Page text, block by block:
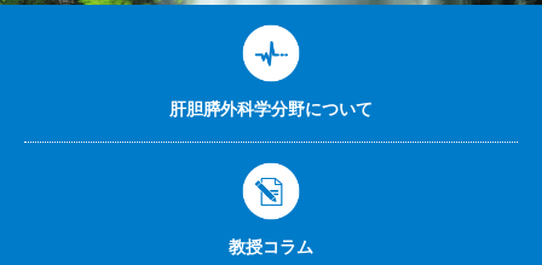
肝胆膵外科学分野について
教授コラム